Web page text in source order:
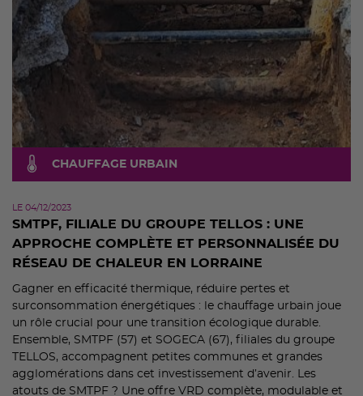
CHAUFFAGE URBAIN
LE 04/12/2023
SMTPF, FILIALE DU GROUPE TELLOS : UNE
APPROCHE COMPLÈTE ET PERSONNALISÉE DU
RÉSEAU DE CHALEUR EN LORRAINE
Gagner en efficacité thermique, réduire pertes et
surconsommation énergétiques : le chauffage urbain joue
un rôle crucial pour une transition écologique durable.
Ensemble, SMTPF (57) et SOGECA (67), filiales du groupe
TELLOS, accompagnent petites communes et grandes
agglomérations dans cet investissement d’avenir. Les
atouts de SMTPF ? Une offre VRD complète, modulable et